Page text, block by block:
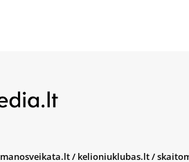
manosveikata.lt/ kelioniuklubas.lt/